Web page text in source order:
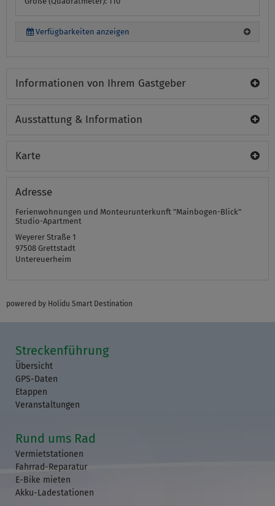
Verfügbarkeiten anzeigen
Informationen von Ihrem Gastgeber
Ausstattung & Information
Karte
Adresse
Ferienwohnungen und Monteurunterkunft "Mainbogen-Blick"
Studio-Apartment
Weyerer Straße 1
97508 Grettstadt
Untereuerheim
powered by Holidu Smart Destination
Streckenführung
Übersicht
GPS-Daten
Etappen
Veranstaltungen
Rund ums Rad
Vermietstationen
Fahrrad-Reparatur
E-Bike mieten
Akku-Ladestationen